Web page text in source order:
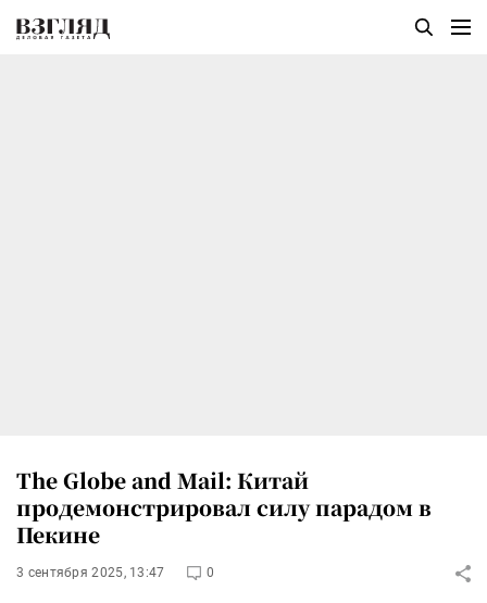
The Globe and Mail: Китай
продемонстрировал силу парадом в
Пекине
3 сентября 2025, 13:47 0